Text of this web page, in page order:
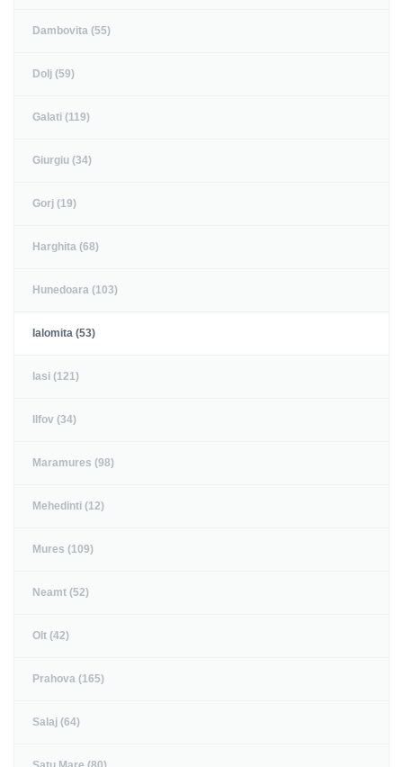
Dambovita (55)
Dolj (59)
Galati (119)
Giurgiu (34)
Gorj (19)
Harghita (68)
Hunedoara (103)
Ialomita (53)
Iasi (121)
Ilfov (34)
Maramures (98)
Mehedinti (12)
Mures (109)
Neamt (52)
Olt (42)
Prahova (165)
Salaj (64)